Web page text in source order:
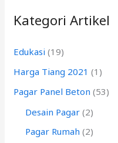
u
t
u
k
Kategori Artikel
Edukasi (19)
Harga Tiang 2021 (1)
Pagar Panel Beton (53)
Desain Pagar (2)
Pagar Rumah (2)